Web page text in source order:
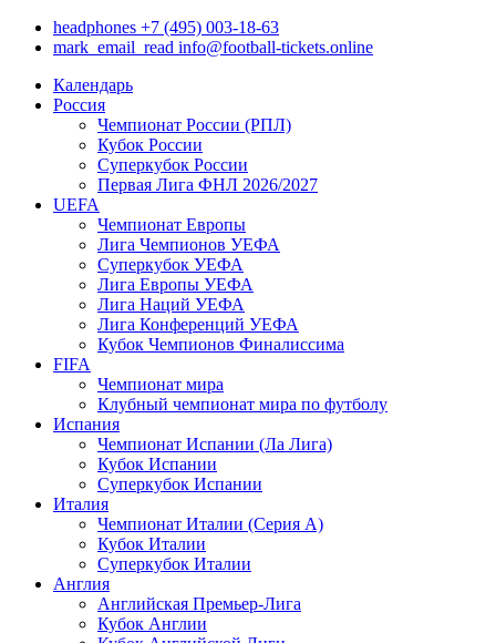
headphones +7 (495) 003-18-63
mark_email_read info@football-tickets.online
Календарь
Россия
Чемпионат России (РПЛ)
Кубок России
Суперкубок России
Первая Лига ФНЛ 2026/2027
UEFA
Чемпионат Европы
Лига Чемпионов УЕФА
Суперкубок УЕФА
Лига Европы УЕФА
Лига Наций УЕФА
Лига Конференций УЕФА
Кубок Чемпионов Финалиссима
FIFA
Чемпионат мира
Клубный чемпионат мира по футболу
Испания
Чемпионат Испании (Ла Лига)
Кубок Испании
Суперкубок Испании
Италия
Чемпионат Италии (Серия А)
Кубок Италии
Суперкубок Италии
Англия
Английская Премьер-Лига
Кубок Англии